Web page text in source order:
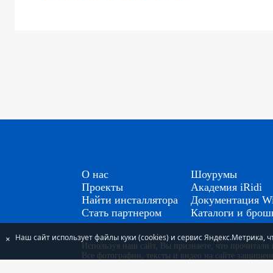
О нас
Проекты
Найти инсталлятора
Стать партнером
Шоурумы
Академия iRidi
Документация
Каталоги и
Используя наш сайт, Вы признаете, что
Все фотографии, тексты и видео на сайте
× Наш сайт использует файлы куки (cookies) и сервис Яндекс.Метрика,